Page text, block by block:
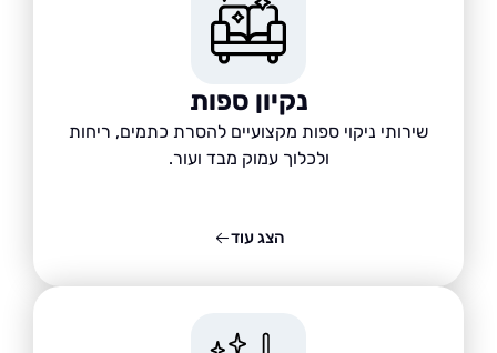
נקיון ספות
שירותי ניקוי ספות מקצועיים להסרת כתמים, ריחות
ולכלוך עמוק מבד ועור.